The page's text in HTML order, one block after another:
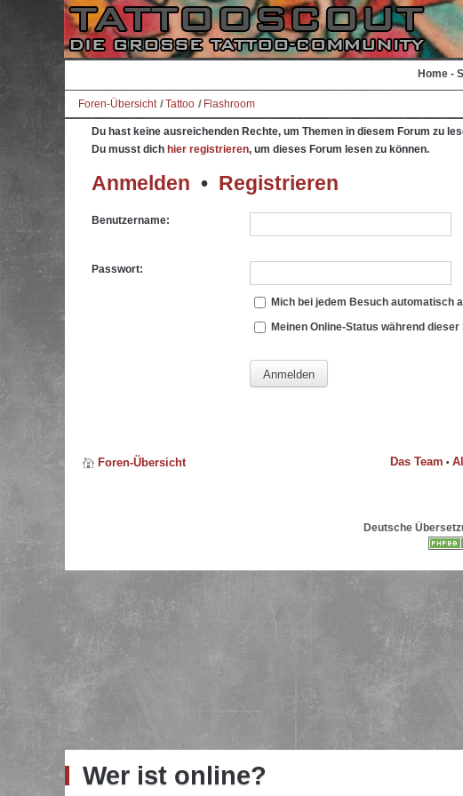
Home -
Foren-Übersicht Tattoo Flashroom
Du hast keine ausreichenden Rechte, um Themen in diesem Forum zu
Du musst dich hier registrieren, um dieses Forum lesen zu können.
Anmelden • Registrieren
Benutzername:
Passwort:
Mich bei jedem Besuch automatisch
Meinen Online-Status während
Foren-Übersicht Das Team •
Deutsche
Wer ist online?